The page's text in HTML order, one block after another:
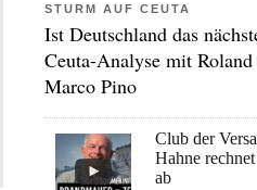
STURM AUF CEUTA
Ist Deutschland das
Ceuta-Analyse mit
Marco Pino
Club der
Hahne
ab